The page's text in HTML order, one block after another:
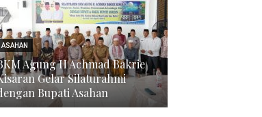
ASAHAN
Agung H Achmad Bakrie
Gelar Silaturahmi
Bupati Asahan